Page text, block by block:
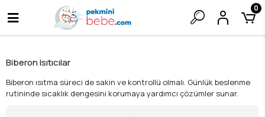
0
Biberon Isıtıcılar
Biberon ısıtma süreci de sakin ve kontrollü olmalı. Günlük beslenme
rutininde sıcaklık dengesini korumaya yardımcı çözümler sunar.